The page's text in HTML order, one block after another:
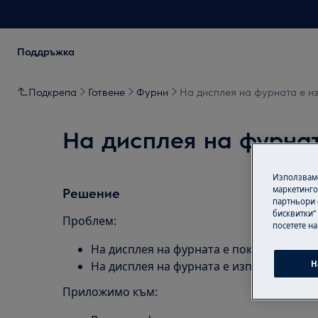
Поддръжка
Подкрепа Готвене Фурни На дисплея на фурната е
На дисплея на
Решение
Проблем:
На дисплея на фурната е показан код
На дисплея на фурната е изписан код
Приложимо към:
партньори
посетете